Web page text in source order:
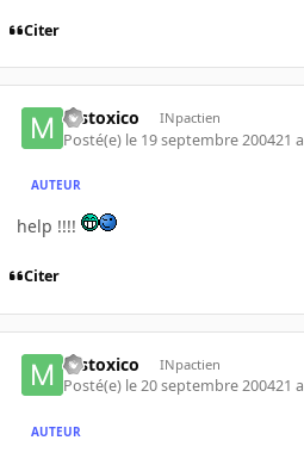
Citer
mstoxico INpactien
Posté(e) le 19 septembre 200421 a
AUTEUR
help !!!!
Citer
mstoxico INpactien
Posté(e) le 20 septembre 200421 a
AUTEUR